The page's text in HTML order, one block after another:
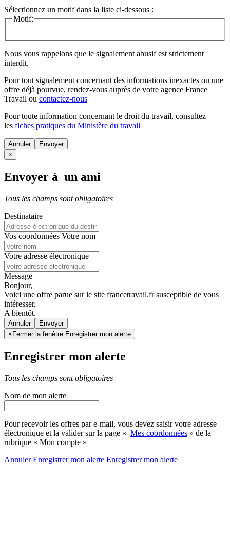
Sélectionnez un motif dans la liste ci-dessous :
Motif:
Nous vous rappelons que le signalement abusif est strictement
interdit.
Pour tout signalement concernant des informations inexactes ou une
offre déjà pourvue, rendez-vous auprès de votre agence France
Travail ou contactez-nous
Pour toute information concernant le droit du travail, consultez
les fiches pratiques du Ministère du travail
Annuler
×
Envoyer à un ami
Tous les champs sont obligatoires
Destinataire
Vos coordonnées Votre nom
Votre adresse électronique
Message
Bonjour,
Voici une offre parue sur le site francetravail.fr susceptible de vous
intéresser.
A bientôt.
Annuler
× Fermer la fenêtre Enregistrer mon alerte
Enregistrer mon alerte
Tous les champs sont obligatoires
Nom de mon alerte
Pour recevoir les offres par e-mail, vous devez saisir votre adresse
électronique et la valider sur la page « Mes coordonnées » de la
rubrique « Mon compte »
AnnulerEnregistrer mon alerte Enregistrermon alerte